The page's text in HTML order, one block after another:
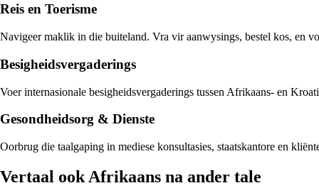
Reis en Toerisme
Navigeer maklik in die buiteland. Vra vir aanwysings, bestel kos, en
Besigheidsvergaderings
Voer internasionale besigheidsvergaderings tussen Afrikaans- en
Gesondheidsorg & Dienste
Oorbrug die taalgaping in mediese konsultasies, staatskantore en
Vertaal ook Afrikaans na ander tale